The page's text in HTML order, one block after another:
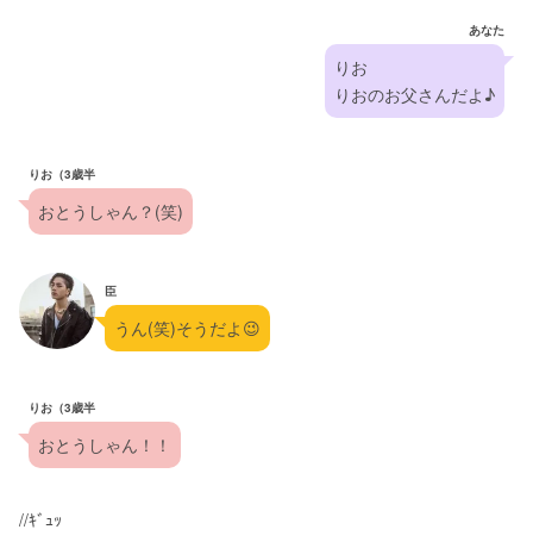
あなた
りお
りおのお父さんだよ♪
りお（3歳半
おとうしゃん？(笑)
臣
うん(笑)そうだよ😉
りお（3歳半
おとうしゃん！！
//ｷﾞｭｯ